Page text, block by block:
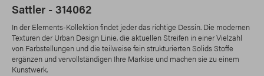
Sattler - 314062
In der Elements-Kollektion findet jeder das richtige Dessin. Die modernen
Texturen der Urban Design Linie, die aktuellen Streifen in einer Vielzahl
von Farbstellungen und die teilweise fein strukturierten Solids Stoffe
ergänzen und vervollständigen Ihre Markise und machen sie zu einem
Kunstwerk.